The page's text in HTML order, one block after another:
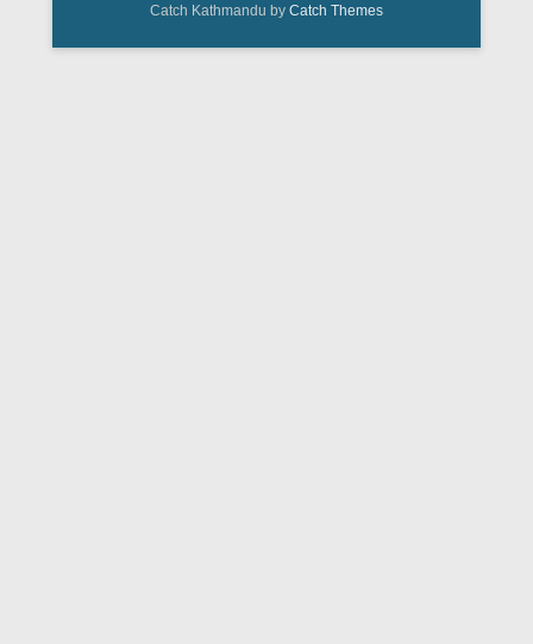
Catch Kathmandu by Catch Themes